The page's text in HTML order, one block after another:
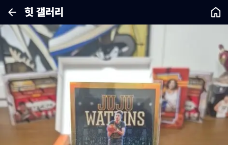
힛 갤러리